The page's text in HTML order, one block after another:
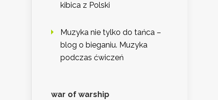
kibica z Polski
Muzyka nie tylko do tańca –
blog o bieganiu. Muzyka
podczas ćwiczeń
war of warship